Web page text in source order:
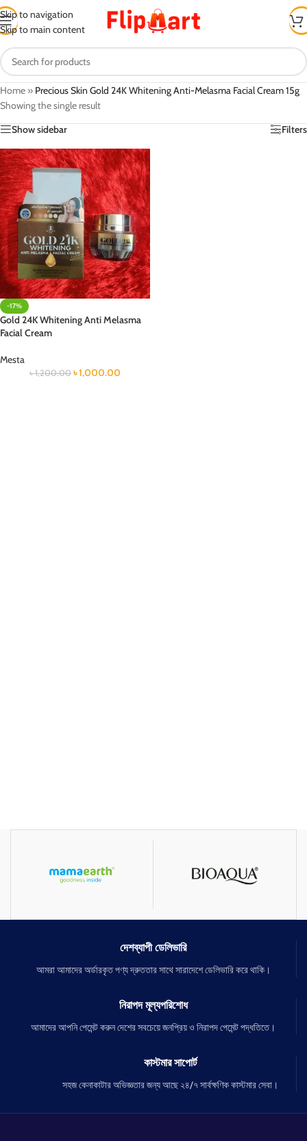
Skip to navigation
Skip to main content
Home » Precious Skin Gold 24K Whitening Anti-Melasma Facial Cream 15g
Showing the single result
Show sidebar
Filters
-17%
Gold 24K Whitening Anti Melasma
Facial Cream
Mesta
৳1,200.00 ৳1,000.00
দেশব্যাপী ডেলিভারি
আমরা আমাদের অর্ডারকৃত পণ্য দ্রুততার সাথে সারাদেশে ডেলিভারি করে থাকি।
নিরাপদ মূল্যপরিশোধ
আমাদের আপনি পেমেন্ট করুন দেশের সবচেয়ে জনপ্রিয় ও নিরাপদ পেমেন্ট পদ্ধতিতে।
কাস্টমার সাপোর্ট
সহজ কেনাকাটার অভিজ্ঞতার জন্য আছে ২৪/৭ সার্বক্ষণিক কাস্টমার সেবা।